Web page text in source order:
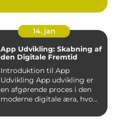
14. jan
App Udvikling: Skabning af
den Digitale Fremtid
Introduktion til App
Udvikling App udvikling er
en afgørende proces i den
moderne digitale æra, hvo...